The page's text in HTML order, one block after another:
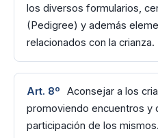
los diversos formularios,
(Pedigree) y además
relacionados con la crianza.
Art. 8º
Aconsejar a los
promoviendo encuentros y
participación de los mismos.